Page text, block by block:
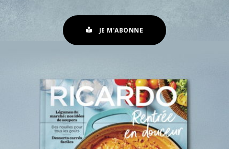
JE M'ABONNE